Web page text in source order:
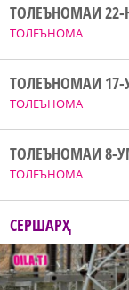
ТОЛЕЪНОМА
ТОЛЕЪНОМАИ
ТОЛЕЪНОМА
ТОЛЕЪНОМАИ
ТОЛЕЪНОМА
ТОЛЕЪНОМАИ 8-
СЕРШАРҲ